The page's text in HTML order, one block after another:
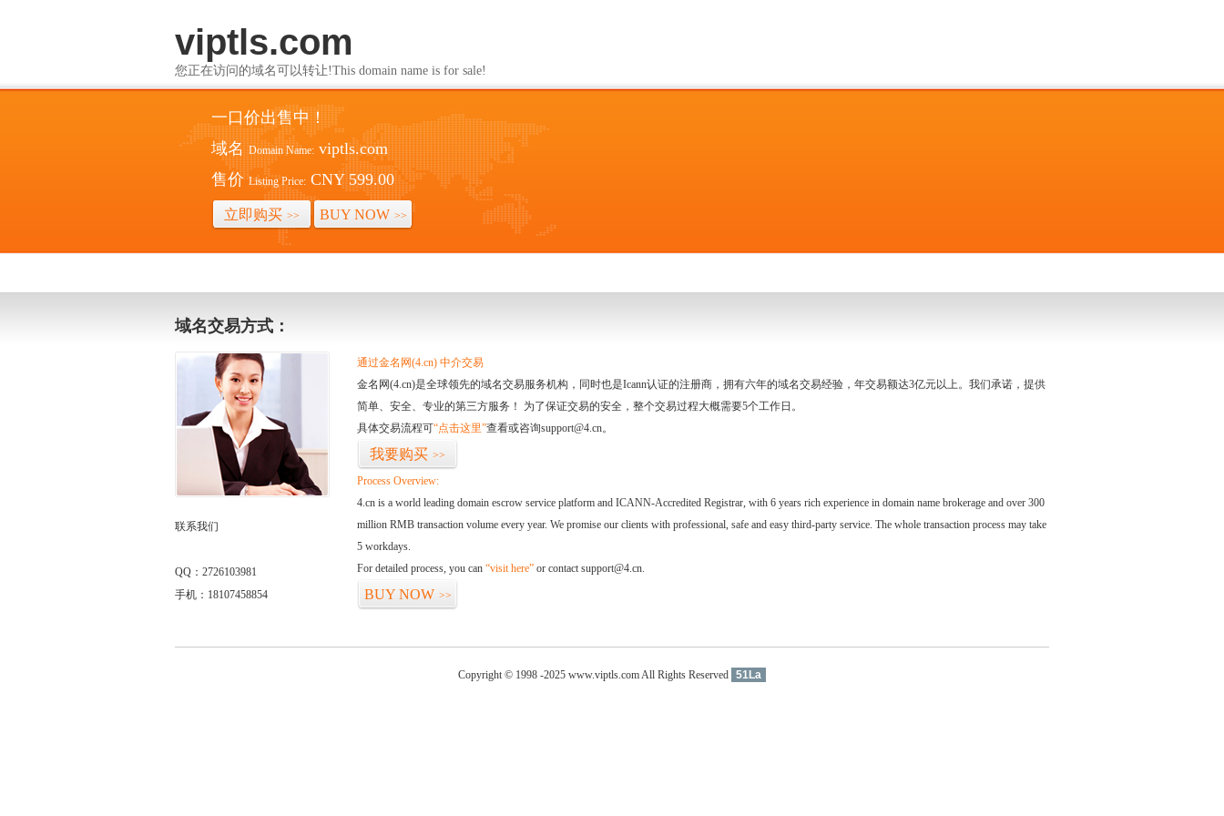
viptls.com
您正在访问的域名可以转让!This domain name is for sale!
一口价出售中！
域名 Domain Name: viptls.com
售价 Listing Price: CNY 599.00
立即购买 >> BUY NOW >>
域名交易方式：
联系我们
QQ：2726103981
手机：18107458854
通过金名网(4.cn) 中介交易
金名网(4.cn)是全球领先的域名交易服务机构，同时也是Icann认证的注册商，拥有六年的域名交易经验，年交易额达3亿元以上。我们承诺，提供
简单、安全、专业的第三方服务！ 为了保证交易的安全，整个交易过程大概需要5个工作日。
具体交易流程可“点击这里”查看或咨询support@4.cn。
我要购买 >>
Process Overview:
4.cn is a world leading domain escrow service platform and ICANN-Accredited Registrar, with 6 years rich experience in domain name brokerage and over 300
million RMB transaction volume every year. We promise our clients with professional, safe and easy third-party service. The whole transaction process may take
5 workdays.
For detailed process, you can “visit here” or contact support@4.cn.
BUY NOW >>
Copyright © 1998 -2025 www.viptls.com All Rights Reserved 51La